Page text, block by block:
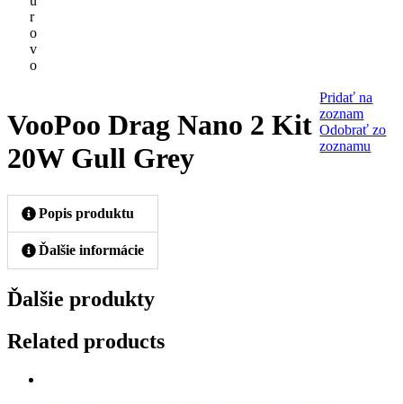
r
o
v
o
VooPoo Drag Nano 2 Kit
20W Gull Grey
Pridať na
zoznam
Odobrať zo
zoznamu
Popis produktu
Ďalšie informácie
Ďalšie produkty
Related products